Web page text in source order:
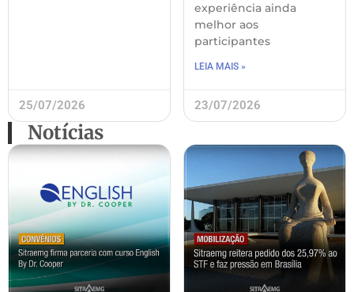
25/07/2026
experiência ainda
melhor aos
participantes
LEIA MAIS »
23/07/2026
Notícias